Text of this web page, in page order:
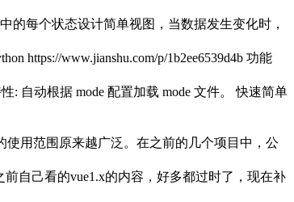
的每个状态设计简单视图，当数据发生变化时，
https://www.jianshu.com/p/1b2ee6539d4b 功能
: 自动根据 mode 配置加载 mode 文件。 快速简单
使用范围原来越广泛。在之前的几个项目中，公
自己看的vue1.x的内容，好多都过时了，现在补